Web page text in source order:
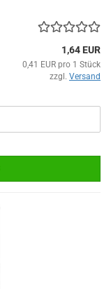
1,64 EUR
0,41 EUR pro 1 Stück
zzgl. Versand